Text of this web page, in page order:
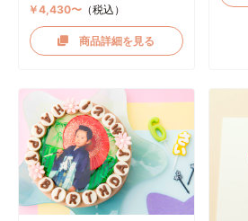
￥4,430〜（税込）
商品詳細を見る